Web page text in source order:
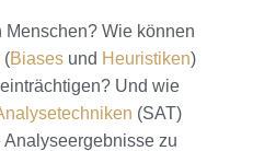
Menschen? Wie können
(Biasesund Heuristiken)
Und wie
(SAT)
zu